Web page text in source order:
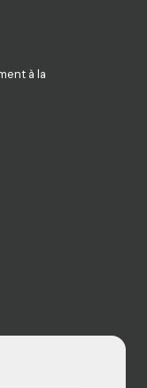
à la